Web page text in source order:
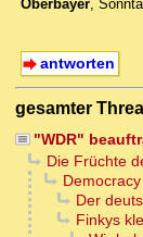
Oberbayer,
antworten
gesamter
"WDR"
Die Früchte
Der
Finkys